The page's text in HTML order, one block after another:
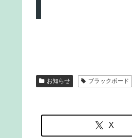
お知らせ ブラックボード
X